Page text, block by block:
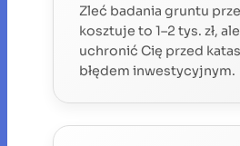
Zleć badania gruntu
kosztuje to 1–2 tys. zł,
uchronić Cię przed
błędem inwestycyjnym.